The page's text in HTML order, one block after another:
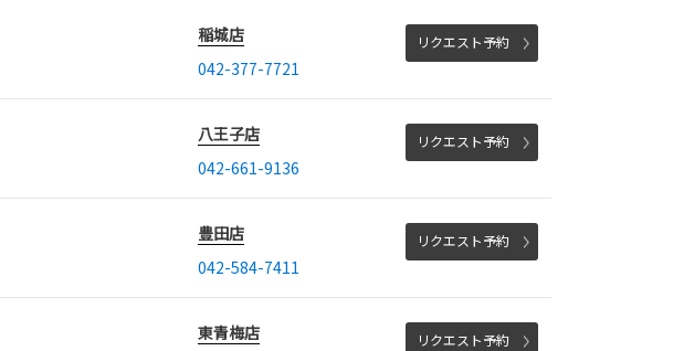
稲城店
042-377-7721
リクエスト予約
八王子店
042-661-9136
リクエスト予約
豊田店
042-584-7411
リクエスト予約
東青梅店
リクエスト予約